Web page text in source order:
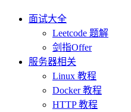
面试大全
Leetcode 题解
剑指Offer
服务器相关
Linux 教程
Docker 教程
HTTP 教程